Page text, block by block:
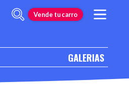
Vende tu carro
GALERIAS